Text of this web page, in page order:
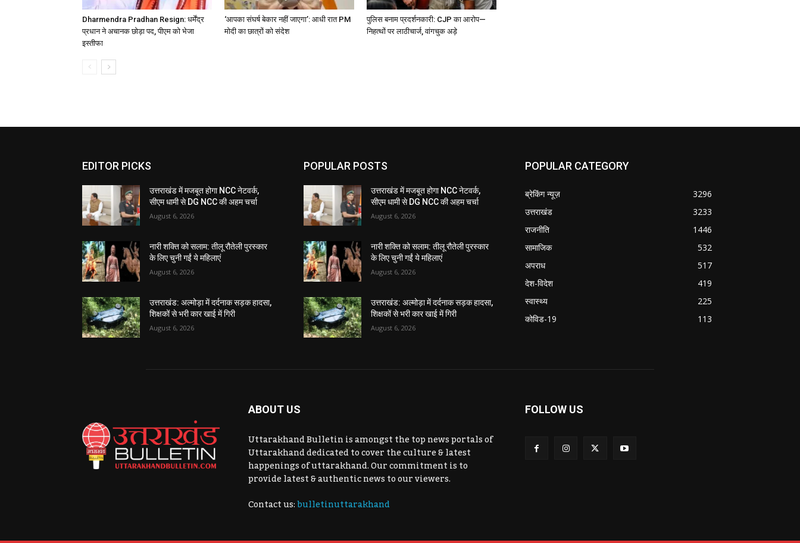
Dharmendra Pradhan Resign: धर्मेंद्र
प्रधान ने अचानक छोड़ा पद, पीएम को भेजा
इस्तीफा
‘आपका संघर्ष बेकार नहीं जाएगा’: आधी रात PM
मोदी का छात्रों को संदेश
पुलिस बनाम प्रदर्शनकारी: CJP का आरोप—
निहत्थों पर लाठीचार्ज, वांगचुक अड़े
EDITOR PICKS
उत्तराखंड में मजबूत होगा NCC नेटवर्क,
सीएम धामी से DG NCC की अहम चर्चा
August 6, 2026
नारी शक्ति को सलाम: तीलू रौतेली पुरस्कार
के लिए चुनी गईं ये महिलाएं
August 6, 2026
उत्तराखंड: अल्मोड़ा में दर्दनाक सड़क हादसा,
शिक्षकों से भरी कार खाई में गिरी
August 6, 2026
POPULAR POSTS
उत्तराखंड में मजबूत होगा NCC नेटवर्क,
सीएम धामी से DG NCC की अहम चर्चा
August 6, 2026
नारी शक्ति को सलाम: तीलू रौतेली पुरस्कार
के लिए चुनी गईं ये महिलाएं
August 6, 2026
उत्तराखंड: अल्मोड़ा में दर्दनाक सड़क हादसा,
शिक्षकों से भरी कार खाई में गिरी
August 6, 2026
POPULAR CATEGORY
ब्रेकिंग न्यूज़
3296
उत्तराखंड
3233
राजनीति
1446
सामाजिक
532
अपराध
517
देश-विदेश
419
स्वास्थ्य
225
कोविड-19
113
ABOUT US
Uttarakhand Bulletin is amongst the top news portals of
Uttarakhand dedicated to cover the culture & latest
happenings of uttarakhand. Our commitment is to
provide latest & authentic news to our viewers.
Contact us:bulletinuttarakhand
FOLLOW US